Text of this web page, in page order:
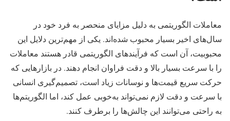
معاملات الگوریتمی به دلیل مزایای منحصر به فرد خود در
سال‌های اخیر بسیار محبوب شده‌اند. یکی از مهم‌ترین دلایل این
محبوبیت، آن است که فرآیندهای الگوریتمی قادر هستند معاملات
را با سرعت بسیار بالا و دقت فراوان انجام دهند. در بازارهایی که
حرکت سریع قیمت‌ها و نوسانات زیاد است، تصمیم‌گیری انسانی
با سرعت و دقت لازم نمی‌تواند به‌خوبی عمل کند، اما الگوریتم‌ها
به راحتی می‌توانند این چالش‌ها را برطرف کنند.